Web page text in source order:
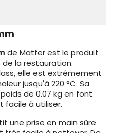
de Matfer est le produit
la restauration.
elle est extrêmement
jusqu'à 220 °C. Sa
de 0.07 kg en font
facile à utiliser.
une prise en main sûre